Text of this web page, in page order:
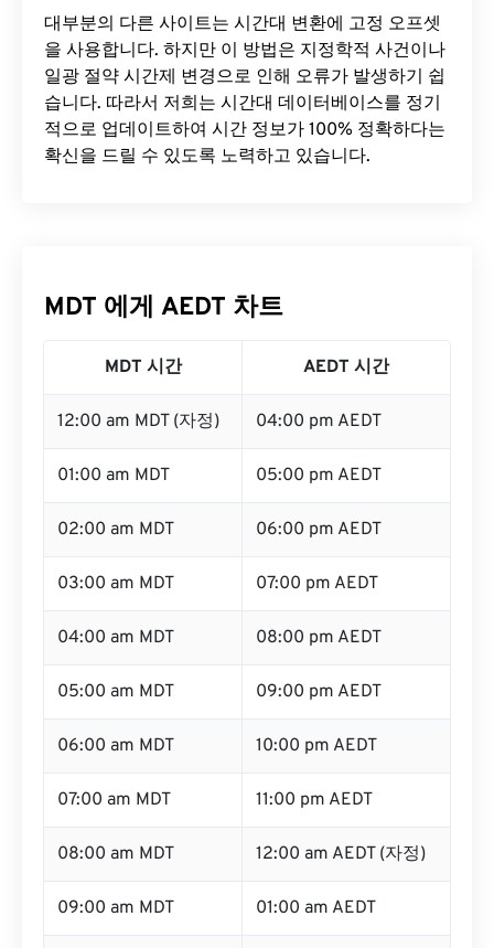
대부분의 다른 사이트는 시간대 변환에 ​​고정 오프셋
을 사용합니다. 하지만 이 방법은 지정학적 사건이나
일광 절약 시간제 변경으로 인해 오류가 발생하기 쉽
습니다. 따라서 저희는 시간대 데이터베이스를 정기
적으로 업데이트하여 시간 정보가 100% 정확하다는
확신을 드릴 수 있도록 노력하고 있습니다.
MDT 에게 AEDT 차트
MDT 시간 AEDT 시간
12:00 am MDT (자정) 04:00 pm AEDT
01:00 am MDT 05:00 pm AEDT
02:00 am MDT 06:00 pm AEDT
03:00 am MDT 07:00 pm AEDT
04:00 am MDT 08:00 pm AEDT
05:00 am MDT 09:00 pm AEDT
06:00 am MDT 10:00 pm AEDT
07:00 am MDT 11:00 pm AEDT
08:00 am MDT 12:00 am AEDT (자정)
09:00 am MDT 01:00 am AEDT